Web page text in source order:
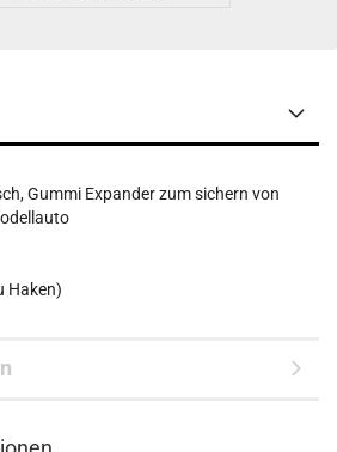
Gummi Expander zum sichern von
Haken)